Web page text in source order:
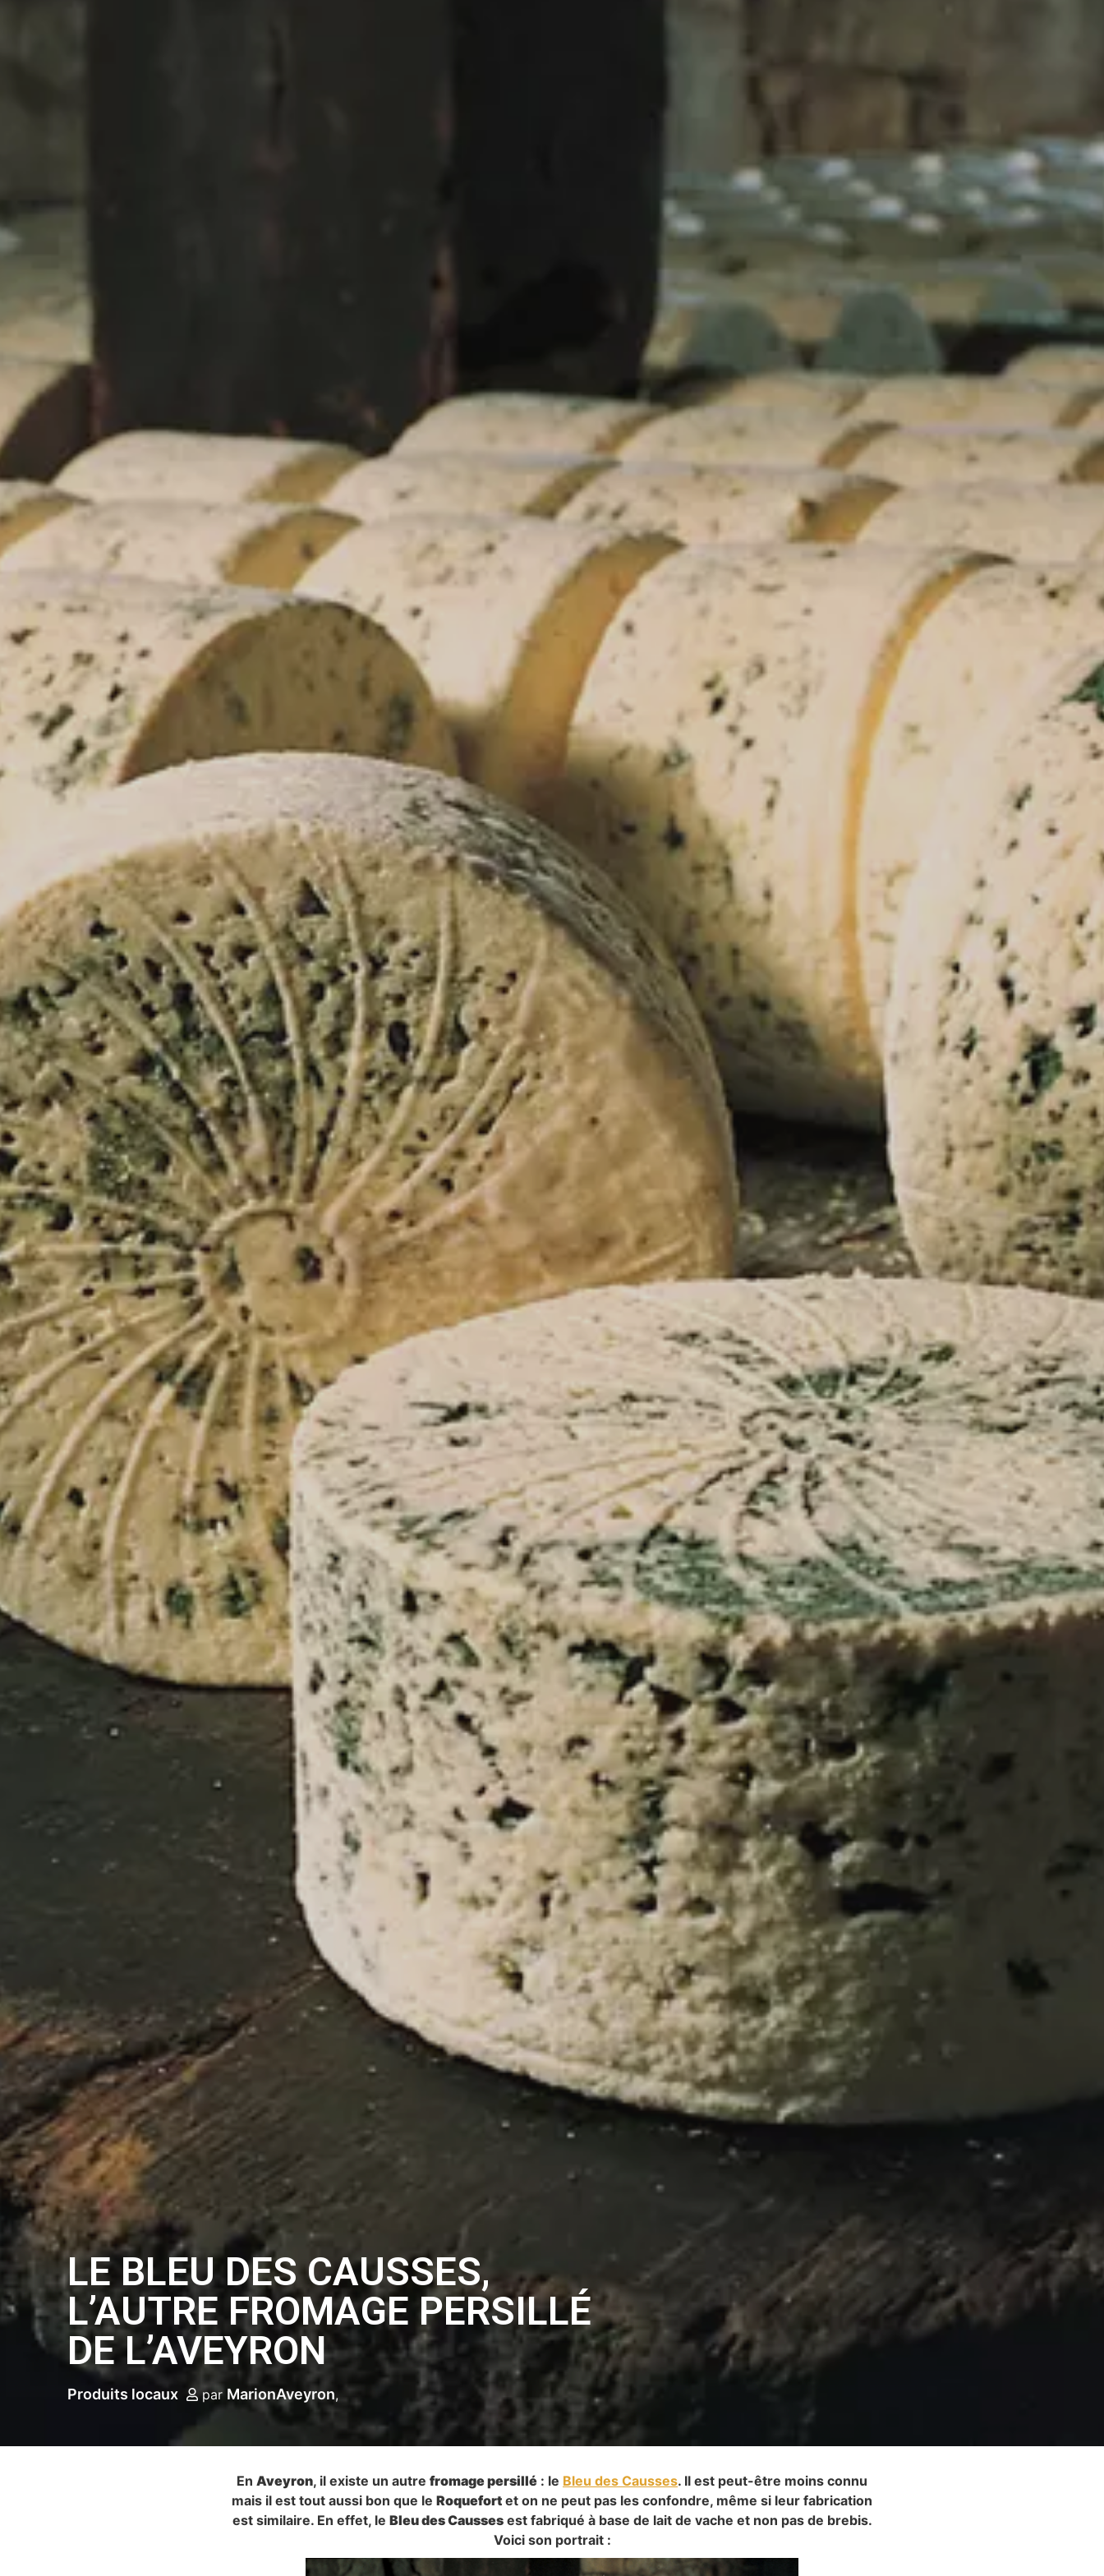
LE BLEU DES CAUSSES,
L’AUTRE FROMAGE PERSILLÉ
DE L’AVEYRON
Produits locaux par MarionAveyron
En Aveyron, il existe un autre fromage persillé : le Bleu des Causses. Il est peut-être moins connu
mais il est tout aussi bon que le Roquefort et on ne peut pas les confondre, même si leur fabrication
est similaire. En effet, le Bleu des Caussesest fabriqué à base de lait de vache et non pas de brebis.
Voici son portrait :